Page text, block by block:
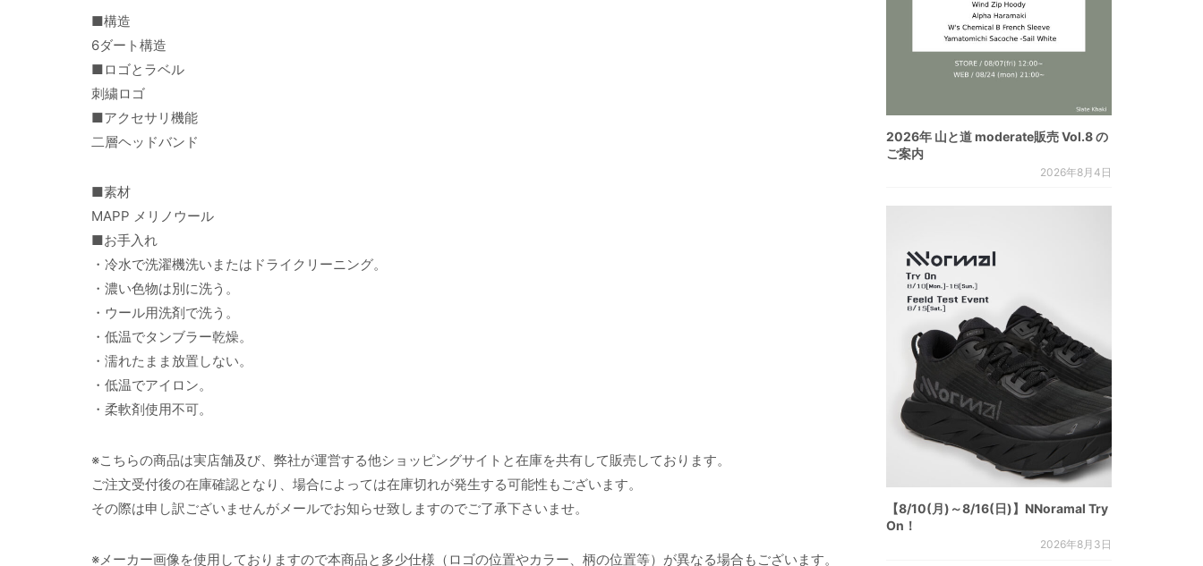
■構造
6ダート構造
■ロゴとラベル
刺繍ロゴ
■アクセサリ機能
二層ヘッドバンド
■素材
MAPP メリノウール
■お手入れ
・冷水で洗濯機洗いまたはドライクリーニング。
・濃い色物は別に洗う。
・ウール用洗剤で洗う。
・低温でタンブラー乾燥。
・濡れたまま放置しない。
・低温でアイロン。
・柔軟剤使用不可。
※こちらの商品は実店舗及び、弊社が運営する他ショッピングサイトと在庫を共有して販売しております。
ご注文受付後の在庫確認となり、場合によっては在庫切れが発生する可能性もございます。
その際は申し訳ございませんがメールでお知らせ致しますのでご了承下さいませ。
※メーカー画像を使用しておりますので本商品と多少仕様（ロゴの位置やカラー、柄の位置等）が異なる場合もございます。
2026年 山と道 moderate販売 Vol.8 の
ご案内
2026年8月4日
【8/10(月)～8/16(日)】NNoramal Try
On！
2026年8月3日